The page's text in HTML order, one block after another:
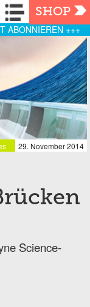
Navigation
SHOP
ABONNIEREN +++
29. November 2014
Science-